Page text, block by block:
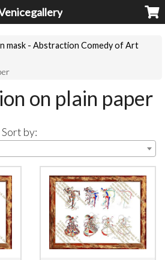
mask - Abstraction Comedy of Art
on plain paper
by: